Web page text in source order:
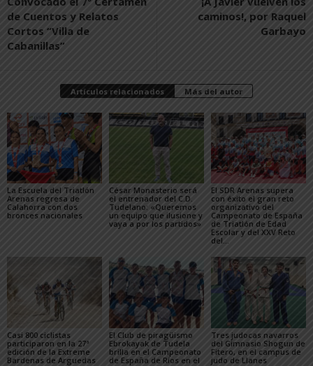
de Cuentos y Relatos
Cortos “Villa de
Cabanillas”
caminos!, por Raquel
Garbayo
Artículos relacionados Más del autor
La Escuela del Triatlón
Arenas regresa de
Calahorra con dos
bronces nacionales
César Monasterio será
el entrenador del C.D.
Tudelano: «Queremos
un equipo que ilusione y
vaya a por los partidos»
El SDR Arenas supera
con éxito el gran reto
organizativo del
Campeonato de España
de Triatlón de Edad
Escolar y del XXV Reto
del...
Casi 800 ciclistas
participaron en la 27ª
edición de la Extreme
Bardenas de Arguedas
El Club de piragüismo
Ebrokayak de Tudela
brilla en el Campeonato
de España de Ríos en el
Tres judocas navarros
del Gimnasio Shogun de
Fitero, en el campus de
judo de Llanes